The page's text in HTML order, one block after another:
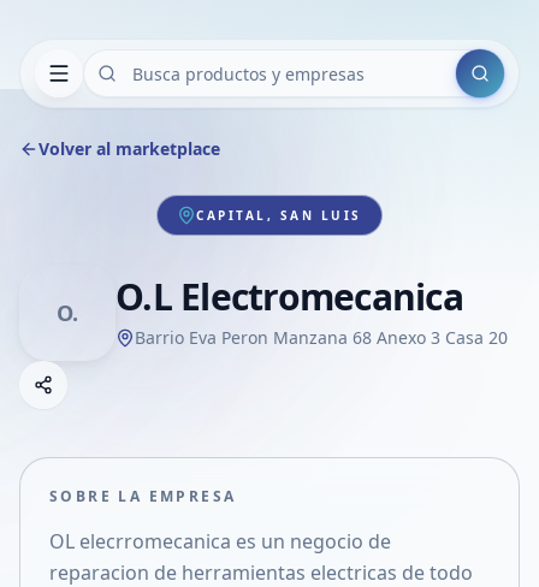
Buscar
Volver al marketplace
CAPITAL, SAN LUIS
O. O.L Electromecanica
Barrio Eva Peron Manzana 68 Anexo 3 Casa 20
Compartir empresa
Compartir en X
SOBRE LA EMPRESA
OL elecrromecanica es un negocio de
reparacion de herramientas electricas de todo